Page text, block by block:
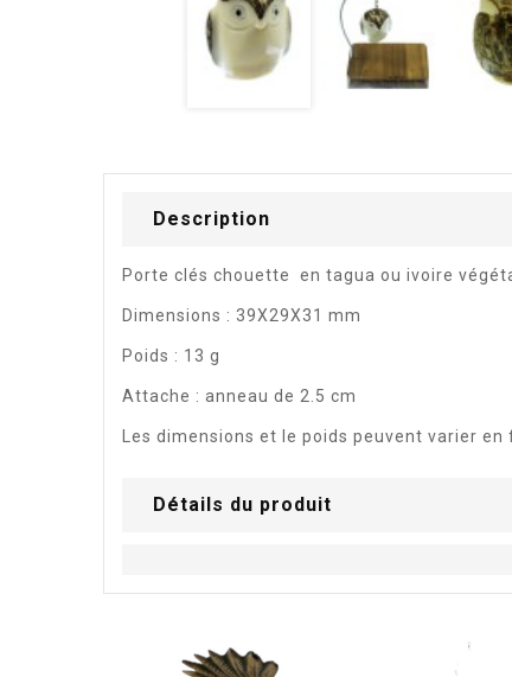
Description
Porte clés chouette en tagua ou ivoire
Dimensions : 39X29X31 mm
Poids : 13 g
Attache : anneau de 2.5 cm
Les dimensions et le poids peuvent varier
Détails du produit